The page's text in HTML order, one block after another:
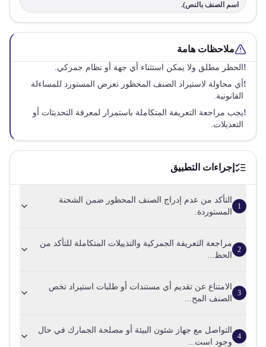
اسم الصنف بالنص).
ملاحظات هامة
! الحظر مطلق ولا يمكن استثناء أي جهة أو نظام جمركي.
! أي محاولة لاستيراد الصنف المحظور تعرض المستورد للمساءلة
القانونية.
!يجب مراجعة التعريفة المتكاملة باستمرار لمعرفة التحديثات أو
التعديلات.
إجراءات التطبيق
1
التأكد من عدم إدراج الصنف المحظور ضمن الشحنة
المستوردة.
2
مراجعة التعريفة الجمركية والتذييلات المتكاملة للتأكد من
الحظ...
3
الامتناع عن تقديم أي مستندات أو طلبات استيراد تخص
الصنف المح...
4
التواصل مع جهاز شئون البيئة أو مصلحة الجمارك في حال
وجود است...